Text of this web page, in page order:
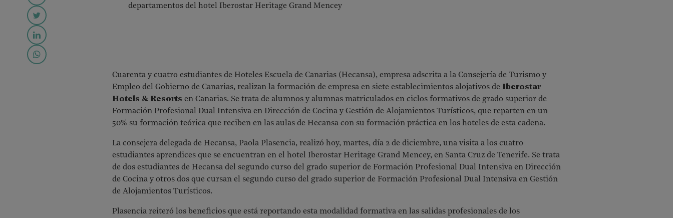
departamentos del hotel Iberostar Heritage Grand Mencey
Cuarenta y cuatro estudiantes de Hoteles Escuela de Canarias (Hecansa), empresa adscrita a la Consejería de Turismo y
Empleo del Gobierno de Canarias, realizan la formación de empresa en siete establecimientos alojativos de Iberostar
Hotels & Resorts en Canarias. Se trata de alumnos y alumnas matriculados en ciclos formativos de grado superior de
Formación Profesional Dual Intensiva en Dirección de Cocina y Gestión de Alojamientos Turísticos, que reparten en un
50% su formación teórica que reciben en las aulas de Hecansa con su formación práctica en los hoteles de esta cadena.
La consejera delegada de Hecansa, Paola Plasencia, realizó hoy, martes, día 2 de diciembre, una visita a los cuatro
estudiantes aprendices que se encuentran en el hotel Iberostar Heritage Grand Mencey, en Santa Cruz de Tenerife. Se trata
de dos estudiantes de Hecansa del segundo curso del grado superior de Formación Profesional Dual Intensiva en Dirección
de Cocina y otros dos que cursan el segundo curso del grado superior de Formación Profesional Dual Intensiva en Gestión
de Alojamientos Turísticos.
Plasencia reiteró los beneficios que está reportando esta modalidad formativa en las salidas profesionales de los